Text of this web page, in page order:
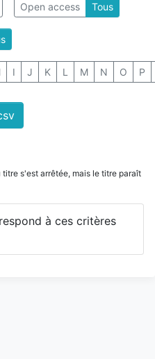
Open access Tous
I J K L M N O P
s'est arrêtée, mais le titre paraît
à ces critères